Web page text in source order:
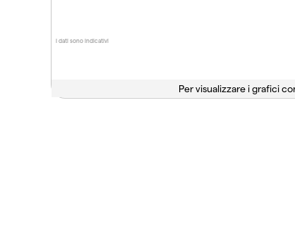
I dati sono indicativi
Per visualizzare i grafici